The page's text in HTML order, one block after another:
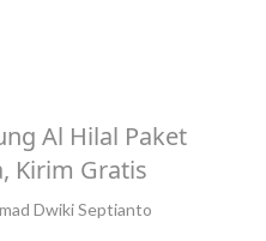
Al Hilal Paket
Kirim Gratis
Dwiki Septianto